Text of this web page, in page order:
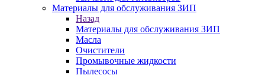
Материалы для обслуживания ЗИП
Назад
Материалы для обслуживания ЗИП
Масла
Очистители
Промывочные жидкости
Пылесосы